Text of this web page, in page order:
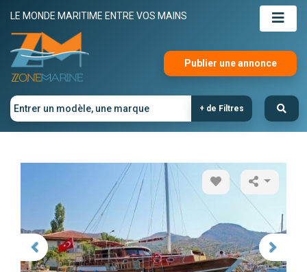
LE MONDE MARITIME ENTRE VOS MAINS
Publier une annonce
+ de Filtres